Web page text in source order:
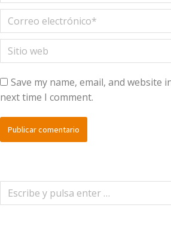
Correo electrónico *
Sitio web
Save my name, email, and website
next time I comment.
Publicar comentario